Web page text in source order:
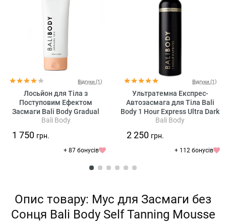
Відгуки (1)
Лосьйон для Тіла з
Поступовим Ефектом
Засмаги Bali Body Gradual
Tan
Bali Body
1 750 грн.
+ 87 бонусів
Відгуки (1)
Ультратемна Експрес-
Автозасмага для Тіла Bali
Body 1 Hour Express Ultra Dark
Bali Body
2 250 грн.
+ 112 бонусів
Опис товару: Мус для Засмаги без
Сонця Bali Body Self Tanning Mousse